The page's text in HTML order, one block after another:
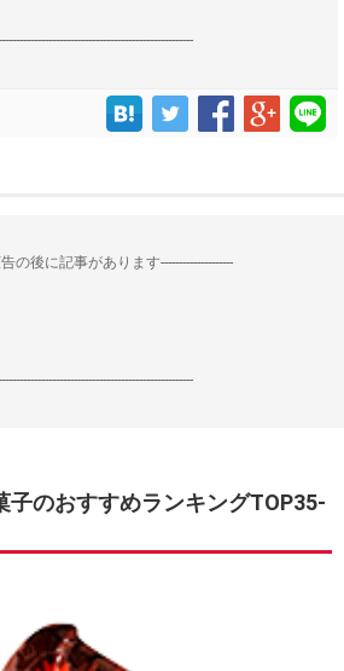
告の後に記事があります--------------------
子のおすすめランキングTOP35-